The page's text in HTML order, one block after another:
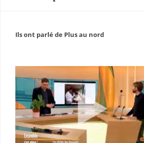
Ils ont parlé de Plus au nord